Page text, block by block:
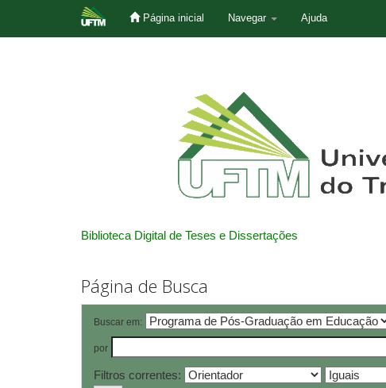
Página inicial Navegar Ajuda
Biblioteca Digital de Teses e Dissertações
Página de Busca
Buscar em:
por
Filtros correntes: